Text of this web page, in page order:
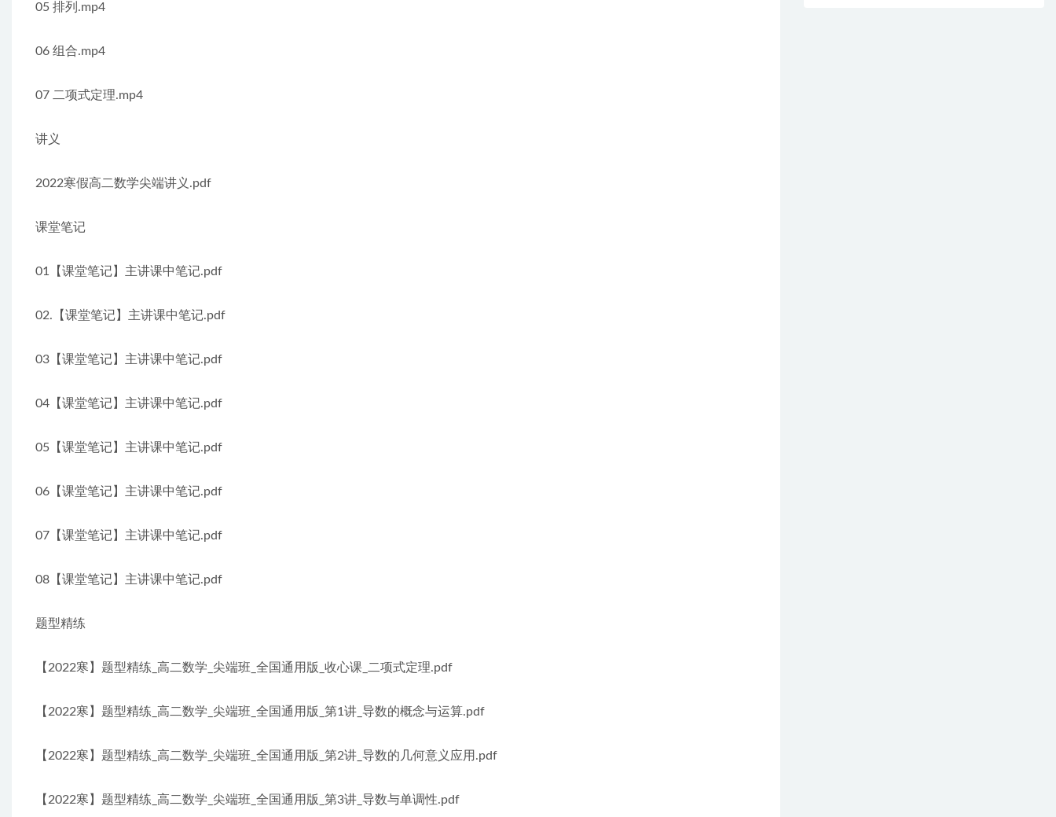
05 排列.mp4
06 组合.mp4
07 二项式定理.mp4
讲义
2022寒假高二数学尖端讲义.pdf
课堂笔记
01【课堂笔记】主讲课中笔记.pdf
02.【课堂笔记】主讲课中笔记.pdf
03【课堂笔记】主讲课中笔记.pdf
04【课堂笔记】主讲课中笔记.pdf
05【课堂笔记】主讲课中笔记.pdf
06【课堂笔记】主讲课中笔记.pdf
07【课堂笔记】主讲课中笔记.pdf
08【课堂笔记】主讲课中笔记.pdf
题型精练
【2022寒】题型精练_高二数学_尖端班_全国通用版_收心课_二项式定理.pdf
【2022寒】题型精练_高二数学_尖端班_全国通用版_第1讲_导数的概念与运算.pdf
【2022寒】题型精练_高二数学_尖端班_全国通用版_第2讲_导数的几何意义应用.pdf
【2022寒】题型精练_高二数学_尖端班_全国通用版_第3讲_导数与单调性.pdf